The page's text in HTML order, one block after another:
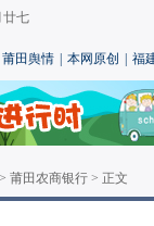
廿七
莆田舆情 本网原创 福
> 莆田农商银行 > 正文